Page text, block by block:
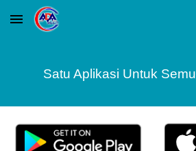
Skip to main content
Satu Aplikasi Untuk